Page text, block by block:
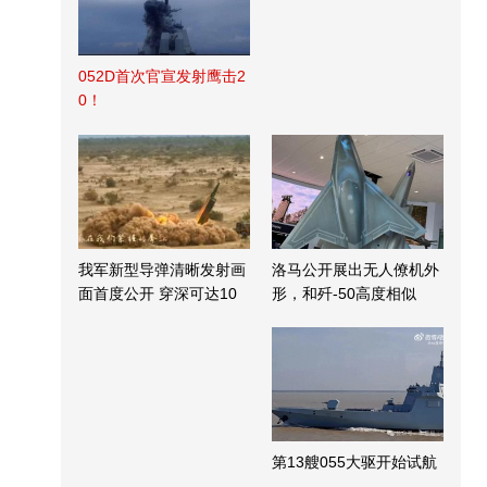
052D首次官宣发射鹰击2
0！
我军新型导弹清晰发射画
面首度公开 穿深可达10
洛马公开展出无人僚机外
形，和歼-50高度相似
第13艘055大驱开始试航